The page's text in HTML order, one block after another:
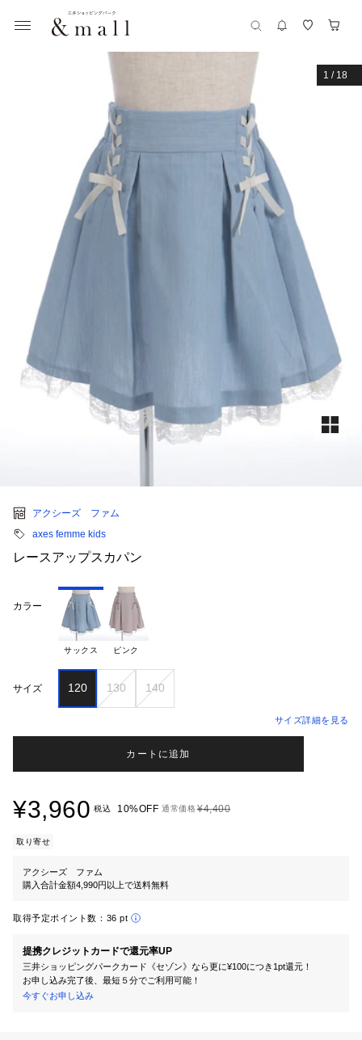
1 / 18
アクシーズ ファム
axes femme kids
レースアップスカパン
カラー
サックス ピンク
サイズ 120 130 140
サイズ詳細を見る
カートに追加
¥3,960 税込 10%OFF 通常価格¥4,400
取り寄せ
アクシーズ ファム
購入合計金額4,990円以上で送料無料
取得予定ポイント数： 36 pt
提携クレジットカードで還元率UP
三井ショッピングパークカード《セゾン》なら更に¥100につき1pt還元！
お申し込み完了後、最短５分でご利用可能！
今すぐお申し込み